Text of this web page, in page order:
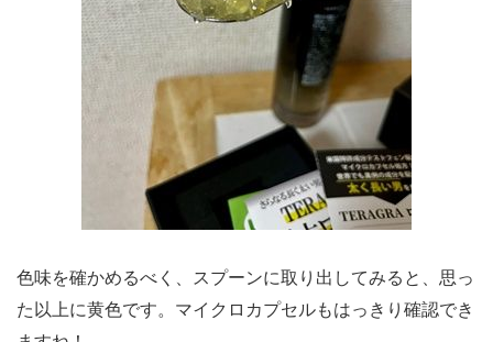
色味を確かめるべく、スプーンに取り出してみると、思っ
た以上に黄色です。マイクロカプセルもはっきり確認でき